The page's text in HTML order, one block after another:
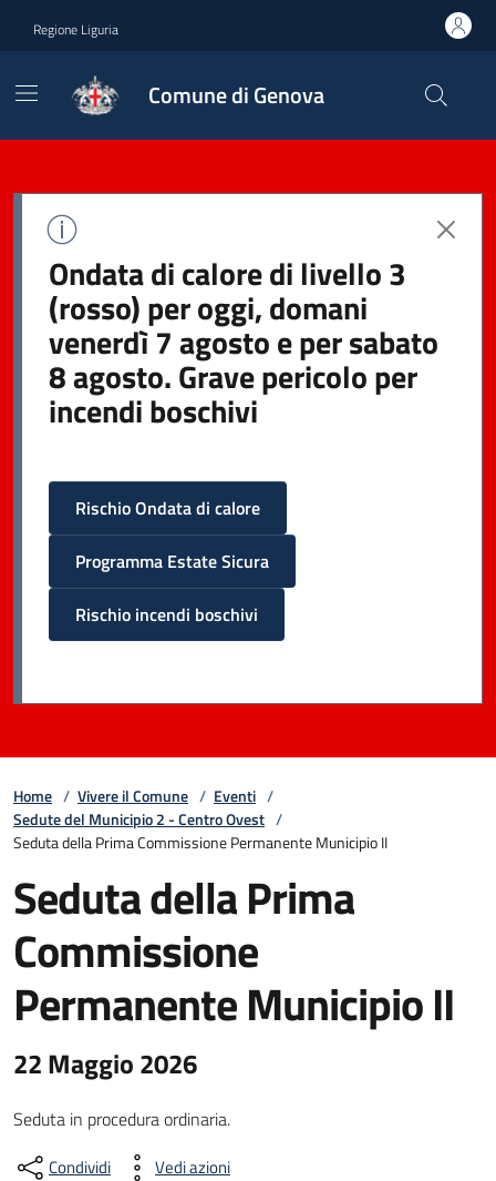
Regione Liguria
Comune di Genova
Ondata di calore di livello 3
(rosso) per oggi, domani
venerdì 7 agosto e per sabato
8 agosto. Grave pericolo per
incendi boschivi
Rischio Ondata di calore
Programma Estate Sicura
Rischio incendi boschivi
Home / Vivere il Comune / Eventi /
Sedute del Municipio 2 - Centro Ovest /
Seduta della Prima Commissione Permanente Municipio II
Seduta della Prima
Commissione
Permanente Municipio II
22 Maggio 2026
Seduta in procedura ordinaria.
Condividi Vedi azioni